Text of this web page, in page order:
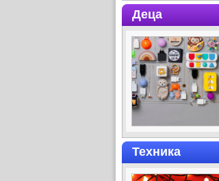
Деца
Техника